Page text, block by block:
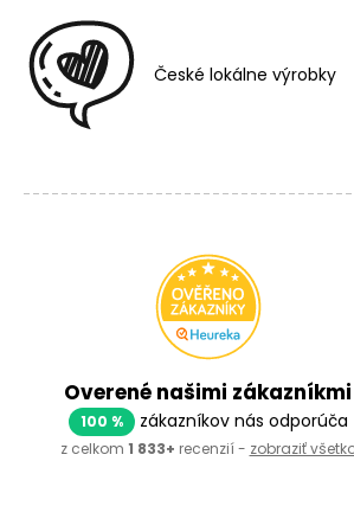
České lokálne výrobky
Overené našimi zákazníkmi
100 % zákazníkov nás odporúča
z celkom 1 833+ recenzií - zobraziť